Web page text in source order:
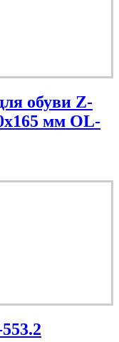
обуви Z-
мм OL-